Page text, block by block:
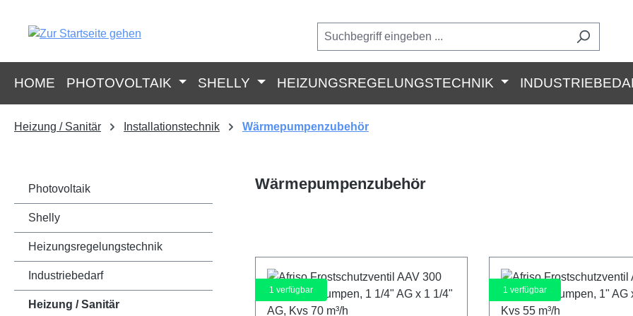
HOME PHOTOVOLTAIK SHELLY HEIZUNGSREGELUNGSTECHNIK
Heizung / Sanitär Installationstechnik Wärmepumpenzubehör
Photovoltaik
Shelly
Heizungsregelungstechnik
Industriebedarf
Heizung / Sanitär
Wärmepumpenzubehör
1 verfügbar 1 verfügbar